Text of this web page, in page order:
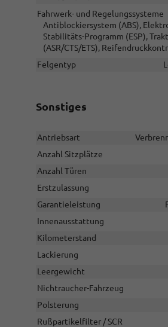
Fahrwerk- und Regelungssysteme
Antiblockiersystem (ABS),
Stabilitäts-Programm (ESP),
(ASR/CTS/ETS),
Felgentyp
Sonstiges
Antriebsart
Anzahl Sitzplätze
Anzahl Türen
Erstzulassung
Garantieleistung
Innenausstattung
Kilometerstand
Lackierung
Leergewicht
Nichtraucher-Fahrzeug
Polsterung
Rußpartikelfilter / SCR